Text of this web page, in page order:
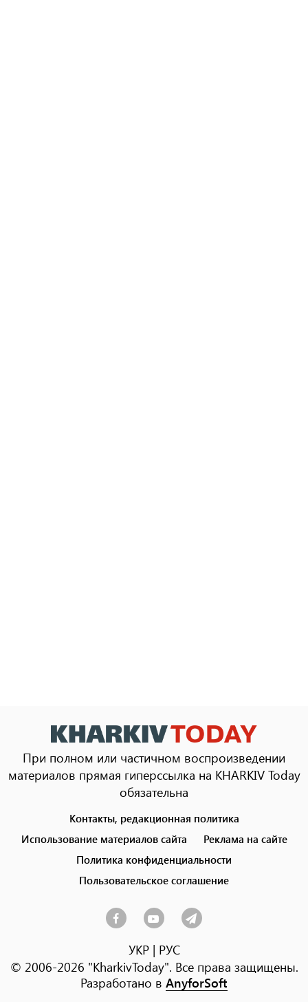
При полном или частичном воспроизведении
материалов прямая гиперссылка на KHARKIV Today
обязательна
menu
Контакты, редакционная политика
Использование материалов сайта
Реклама на сайте
Политика конфиденциальности
Пользовательское соглашение
УКР| РУС
© 2006-2026 "KharkivToday". Все права защищены.
Разработано в AnyforSoft